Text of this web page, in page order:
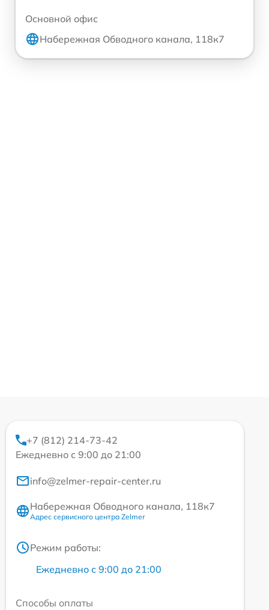
Основной офис
Набережная Обводного канала, 118к7
+7 (812) 214-73-42
Ежедневно с 9:00 до 21:00
info@zelmer-repair-center.ru
Набережная Обводного канала, 118к7
Адрес сервисного центра Zelmer
Режим работы:
Ежедневно с 9:00 до 21:00
Способы оплаты